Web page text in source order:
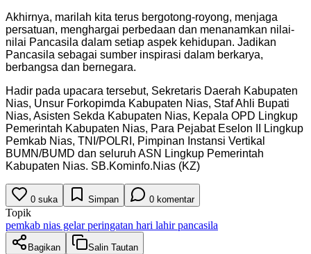
Akhirnya, marilah kita terus bergotong-royong, menjaga
persatuan, menghargai perbedaan dan menanamkan nilai-
nilai Pancasila dalam setiap aspek kehidupan. Jadikan
Pancasila sebagai sumber inspirasi dalam berkarya,
berbangsa dan bernegara.
Hadir pada upacara tersebut, Sekretaris Daerah Kabupaten
Nias, Unsur Forkopimda Kabupaten Nias, Staf Ahli Bupati
Nias, Asisten Sekda Kabupaten Nias, Kepala OPD Lingkup
Pemerintah Kabupaten Nias, Para Pejabat Eselon II Lingkup
Pemkab Nias, TNI/POLRI, Pimpinan Instansi Vertikal
BUMN/BUMD dan seluruh ASN Lingkup Pemerintah
Kabupaten Nias. SB.Kominfo.Nias (KZ)
0 suka Simpan 0 komentar
Topik
pemkab nias gelar peringatan hari lahir pancasila
Bagikan Salin Tautan